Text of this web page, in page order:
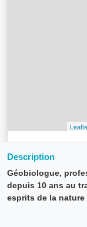
Description
Géobiologue,
depuis 10 ans au
esprits de la nature